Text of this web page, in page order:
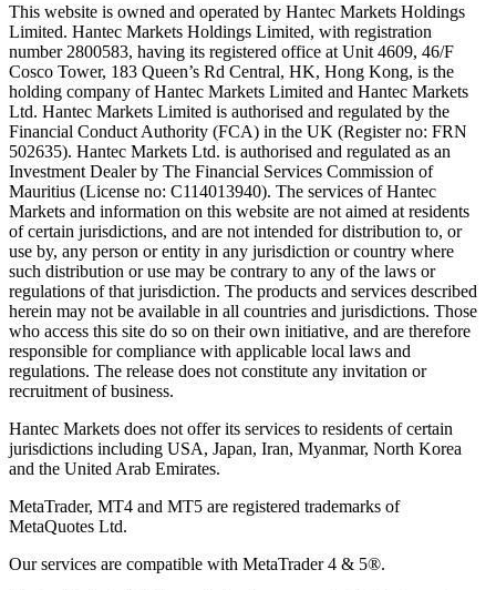
This website is owned and operated by Hantec Markets Holdings
Limited. Hantec Markets Holdings Limited, with registration
number 2800583, having its registered office at Unit 4609, 46/F
Cosco Tower, 183 Queen’s Rd Central, HK, Hong Kong, is the
holding company of Hantec Markets Limited and Hantec Markets
Ltd. Hantec Markets Limited is authorised and regulated by the
Financial Conduct Authority (FCA) in the UK (Register no: FRN
502635). Hantec Markets Ltd. is authorised and regulated as an
Investment Dealer by The Financial Services Commission of
Mauritius (License no: C114013940). The services of Hantec
Markets and information on this website are not aimed at residents
of certain jurisdictions, and are not intended for distribution to, or
use by, any person or entity in any jurisdiction or country where
such distribution or use may be contrary to any of the laws or
regulations of that jurisdiction. The products and services described
herein may not be available in all countries and jurisdictions. Those
who access this site do so on their own initiative, and are therefore
responsible for compliance with applicable local laws and
regulations. The release does not constitute any invitation or
recruitment of business.
Hantec Markets does not offer its services to residents of certain
jurisdictions including USA, Japan, Iran, Myanmar, North Korea
and the United Arab Emirates.
MetaTrader, MT4 and MT5 are registered trademarks of
MetaQuotes Ltd.
Our services are compatible with MetaTrader 4 & 5®.